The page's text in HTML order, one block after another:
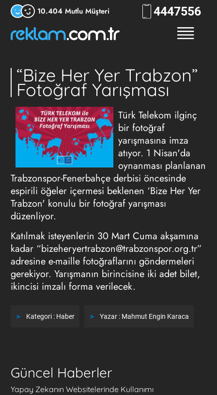
10.404 Mutlu Müşteri 444RKLM
“Bize Her Yer Trabzon”
Fotoğraf Yarışması
Türk Telekom ilginç
bir fotoğraf
yarışmasına imza
atıyor. 1 Nisan'da
oynanması planlanan
Trabzonspor-Fenerbahçe derbisi öncesinde
espirili öğeler içermesi beklenen ‘Bize Her Yer
Trabzon' konulu bir fotoğraf yarışması
düzenliyor.
Katılmak isteyenlerin 30 Mart Cuma akşamına
kadar “bizeheryertrabzon@trabzonspor.org.tr”
adresine e-maille fotoğraflarını göndermeleri
gerekiyor. Yarışmanın birincisine iki adet bilet,
ikincisi imzalı forma verilecek.
Kategori : Haber Yazar : Mahmut Engin Karaca
Güncel Haberler
Yapay Zekanın Websitelerinde Kullanımı